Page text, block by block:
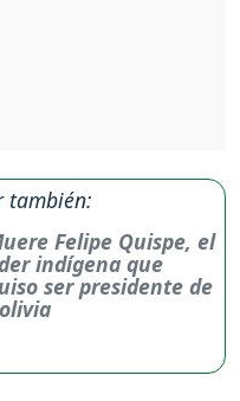
también:
Felipe Quispe, el
indígena que
ser presidente de